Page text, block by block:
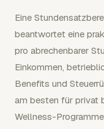
Eine
beantwortet eine
pro abrechenbarer
Einkommen,
Benefits und
am besten für privat
Wellness-